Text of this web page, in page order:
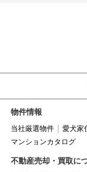
物件情報
当社厳選物件 愛犬家
マンションカタログ
不動産売却・買取に